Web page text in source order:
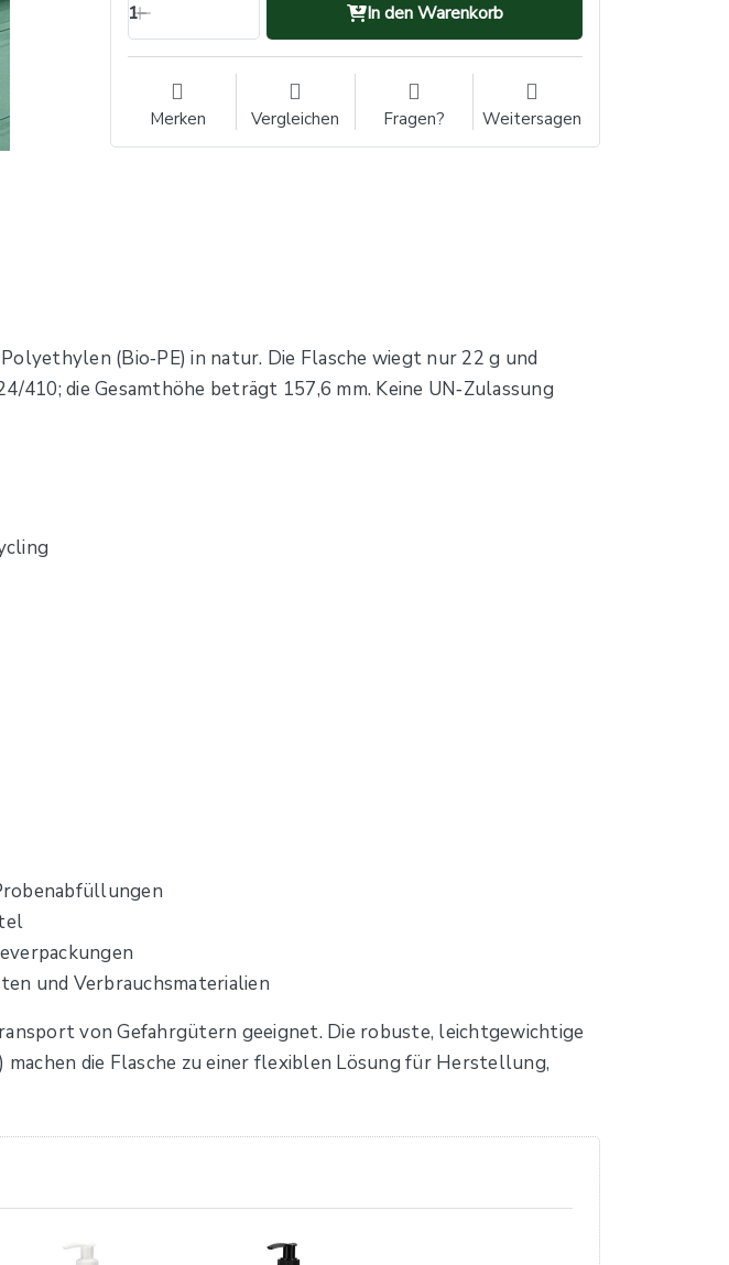
1 In den Warenkorb
Merken Vergleichen Fragen? Weitersagen
(Bio‑PE) in natur. Die Flasche wiegt nur 22 g und
410; die Gesamt­höhe beträgt 157,6 mm. Keine UN‑Zulassung
und Verbrauchsmaterialien
von Gefahrgütern geeignet. Die robuste, leichtgewichtige
die Flasche zu einer flexiblen Lösung für Herstellung,